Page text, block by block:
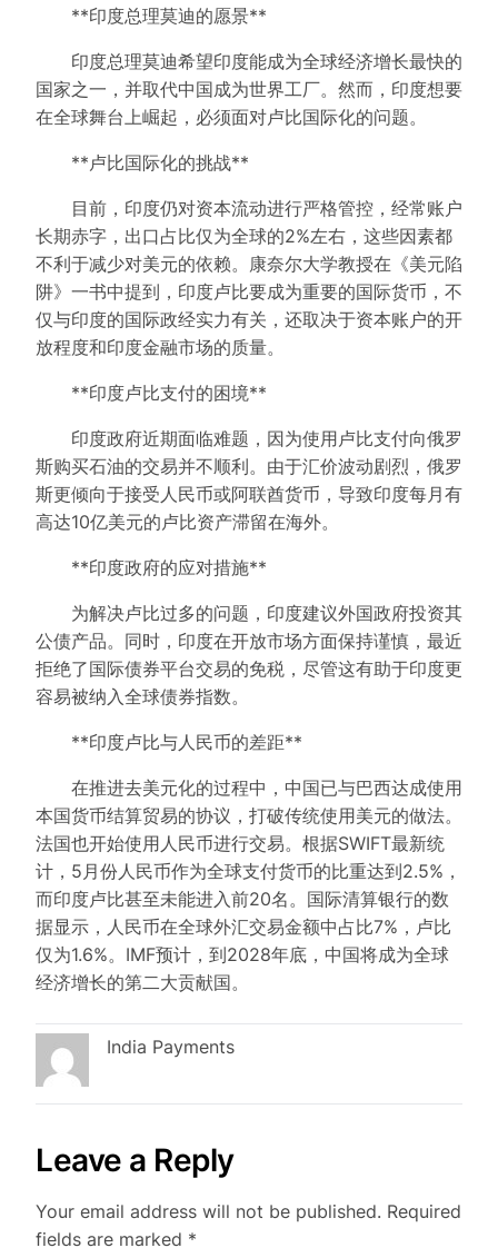
**印度总理莫迪的愿景**
印度总理莫迪希望印度能成为全球经济增长最快的
国家之一，并取代中国成为世界工厂。然而，印度想要
在全球舞台上崛起，必须面对卢比国际化的问题。
**卢比国际化的挑战**
目前，印度仍对资本流动进行严格管控，经常账户
长期赤字，出口占比仅为全球的2%左右，这些因素都
不利于减少对美元的依赖。康奈尔大学教授在《美元陷
阱》一书中提到，印度卢比要成为重要的国际货币，不
仅与印度的国际政经实力有关，还取决于资本账户的开
放程度和印度金融市场的质量。
**印度卢比支付的困境**
印度政府近期面临难题，因为使用卢比支付向俄罗
斯购买石油的交易并不顺利。由于汇价波动剧烈，俄罗
斯更倾向于接受人民币或阿联酋货币，导致印度每月有
高达10亿美元的卢比资产滞留在海外。
**印度政府的应对措施**
为解决卢比过多的问题，印度建议外国政府投资其
公债产品。同时，印度在开放市场方面保持谨慎，最近
拒绝了国际债券平台交易的免税，尽管这有助于印度更
容易被纳入全球债券指数。
**印度卢比与人民币的差距**
在推进去美元化的过程中，中国已与巴西达成使用
本国货币结算贸易的协议，打破传统使用美元的做法。
法国也开始使用人民币进行交易。根据SWIFT最新统
计，5月份人民币作为全球支付货币的比重达到2.5%，
而印度卢比甚至未能进入前20名。国际清算银行的数
据显示，人民币在全球外汇交易金额中占比7%，卢比
仅为1.6%。IMF预计，到2028年底，中国将成为全球
经济增长的第二大贡献国。
India Payments
Leave a Reply
Your email address will not be published. Required
fields are marked *